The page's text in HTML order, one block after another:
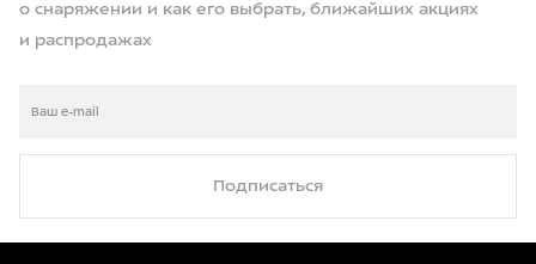
о снаряжении и как его выбрать, ближайших акциях
и распродажах
Подписаться